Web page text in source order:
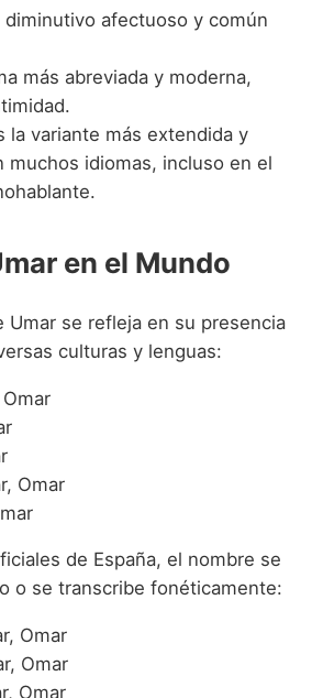
diminutivo afectuoso y común
más abreviada y moderna,
la variante más extendida y
muchos idiomas, incluso en el
en el Mundo
Umar se refleja en su presencia
culturas y lenguas:
Omar
de España, el nombre se
o se transcribe fonéticamente:
Omar
Omar
Omar